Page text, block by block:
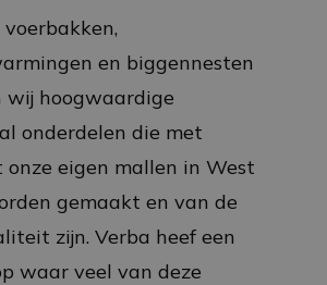
en biggennesten
wij hoogwaardige
onderdelen die met
onze eigen mallen in West
gemaakt en van de
zijn. Verba heef een
waar veel van deze